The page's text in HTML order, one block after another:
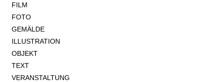
FILM
FOTO
GEMÄLDE
ILLUSTRATION
OBJEKT
TEXT
VERANSTALTUNG